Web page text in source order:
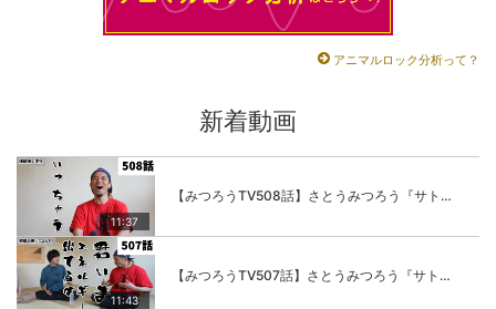
アニマルロック分析って？
新着動画
11:37
【みつろうTV508話】さとうみつろう『サトレル男塾』編④「“毎日”が変わります。楽しく」
11:43
【みつろうTV507話】さとうみつろう『サトレル男塾』編③「快楽は“自分のカラダの内側”にしかない」